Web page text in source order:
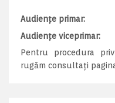
Audiențe primar:
Audiențe viceprimar:
Pentru procedura
rugăm consultați